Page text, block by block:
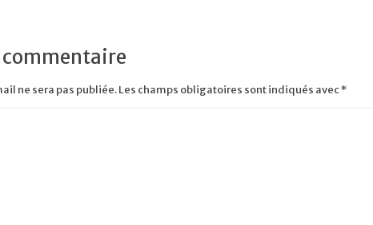
commentaire
ne sera pas publiée.Les champs obligatoires sont indiqués avec*